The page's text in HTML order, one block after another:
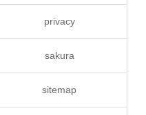
privacy
sakura
sitemap